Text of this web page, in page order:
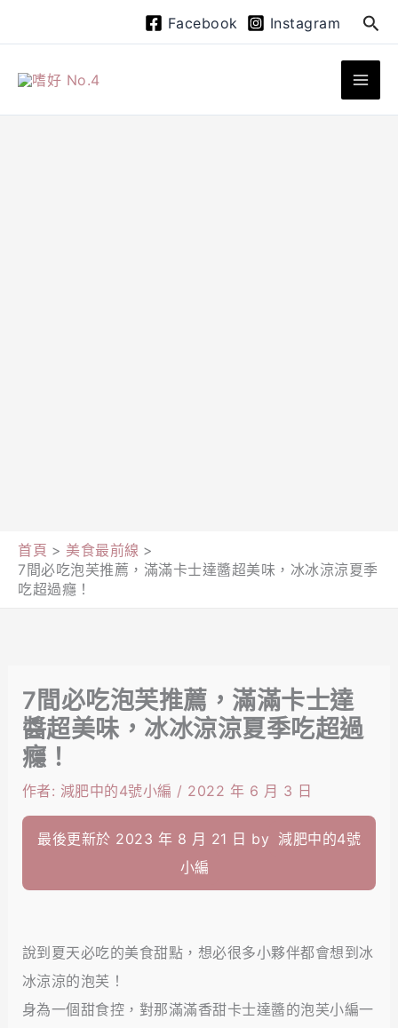
至
Facebook Instagram
搜
尋
首頁
美食最前線
7間必吃泡芙推薦，滿滿卡士達醬超美味，冰冰涼涼夏季
吃超過癮！
7間必吃泡芙推薦，滿滿卡士達
醬超美味，冰冰涼涼夏季吃超過
癮！
作者: 減肥中的4號小編 / 2022 年 6 月 3 日
最後更新於 2023 年 8 月 21 日 by 減肥中的4號
小編
說到夏天必吃的美食甜點，想必很多小夥伴都會想到冰
冰涼涼的泡芙！
身為一個甜食控，對那滿滿香甜卡士達醬的泡芙小編一